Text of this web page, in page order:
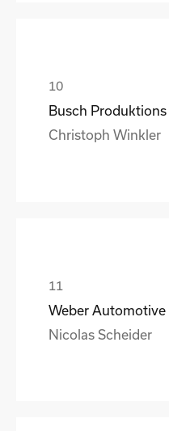
Christoph Winkler
Weber Automotive
Nicolas Scheider